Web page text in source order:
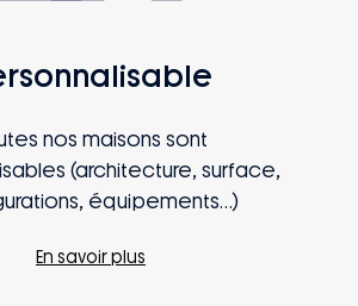
nos maisons sont
(architecture, surface,
équipements…)
En savoir plus